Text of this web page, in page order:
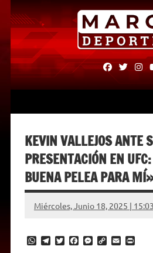
Skip
content
fab
fa-
fab
fa-
KEVIN VALLEJOS ANTE
PRESENTACIÓN EN
BUENA PELEA PARA
Miércoles, Junio 18, 2025 | 15:03
W T
T
F
M C
E
P